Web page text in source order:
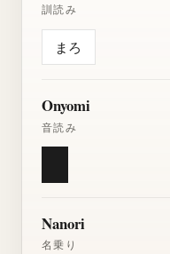
訓読み
まろ
Onyomi
音読み
Nanori
名乗り